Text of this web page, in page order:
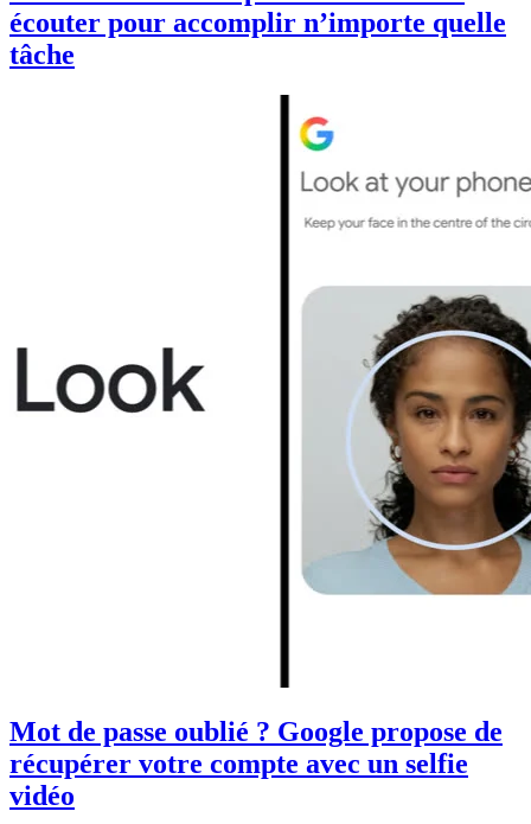
écouter pour accomplir n’importe quelle
tâche
Mot de passe oublié ? Google propose de
récupérer votre compte avec un selfie
vidéo